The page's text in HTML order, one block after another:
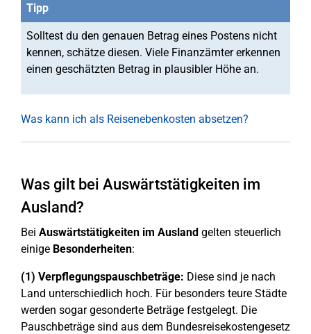
Tipp
Solltest du den genauen Betrag eines Postens nicht
kennen, schätze diesen. Viele Finanzämter erkennen
einen geschätzten Betrag in plausibler Höhe an.
Was kann ich als Reisenebenkosten absetzen?
Was gilt bei Auswärtstätigkeiten im
Ausland?
Bei Auswärtstätigkeiten im Ausland gelten steuerlich
einige Besonderheiten:
(1) Verpflegungspauschbeträge: Diese sind je nach
Land unterschiedlich hoch. Für besonders teure Städte
werden sogar gesonderte Beträge festgelegt. Die
Pauschbeträge sind aus dem Bundesreisekostengesetz